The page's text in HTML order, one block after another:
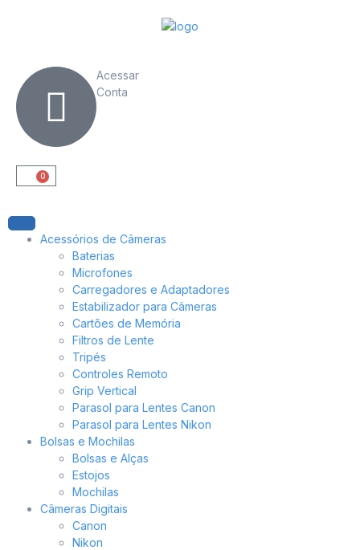
Acessar
Conta
0
Acessórios de Câmeras
Baterias
Microfones
Carregadores e Adaptadores
Estabilizador para Câmeras
Cartões de Memória
Filtros de Lente
Tripés
Controles Remoto
Grip Vertical
Parasol para Lentes Canon
Parasol para Lentes Nikon
Bolsas e Mochilas
Bolsas e Alças
Estojos
Mochilas
Câmeras Digitais
Canon
Nikon